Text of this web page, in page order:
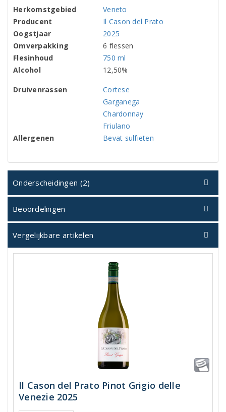
Herkomstgebied
Veneto
Producent
Il Cason del Prato
Oogstjaar
2025
Omverpakking
6 flessen
Flesinhoud
750 ml
Alcohol
12,50%
Druivenrassen
Cortese
Garganega
Chardonnay
Friulano
Allergenen
Bevat sulfieten
Onderscheidingen (2)
Beoordelingen
Vergelijkbare artikelen
Il Cason del Prato Pinot Grigio delle
Venezie 2025